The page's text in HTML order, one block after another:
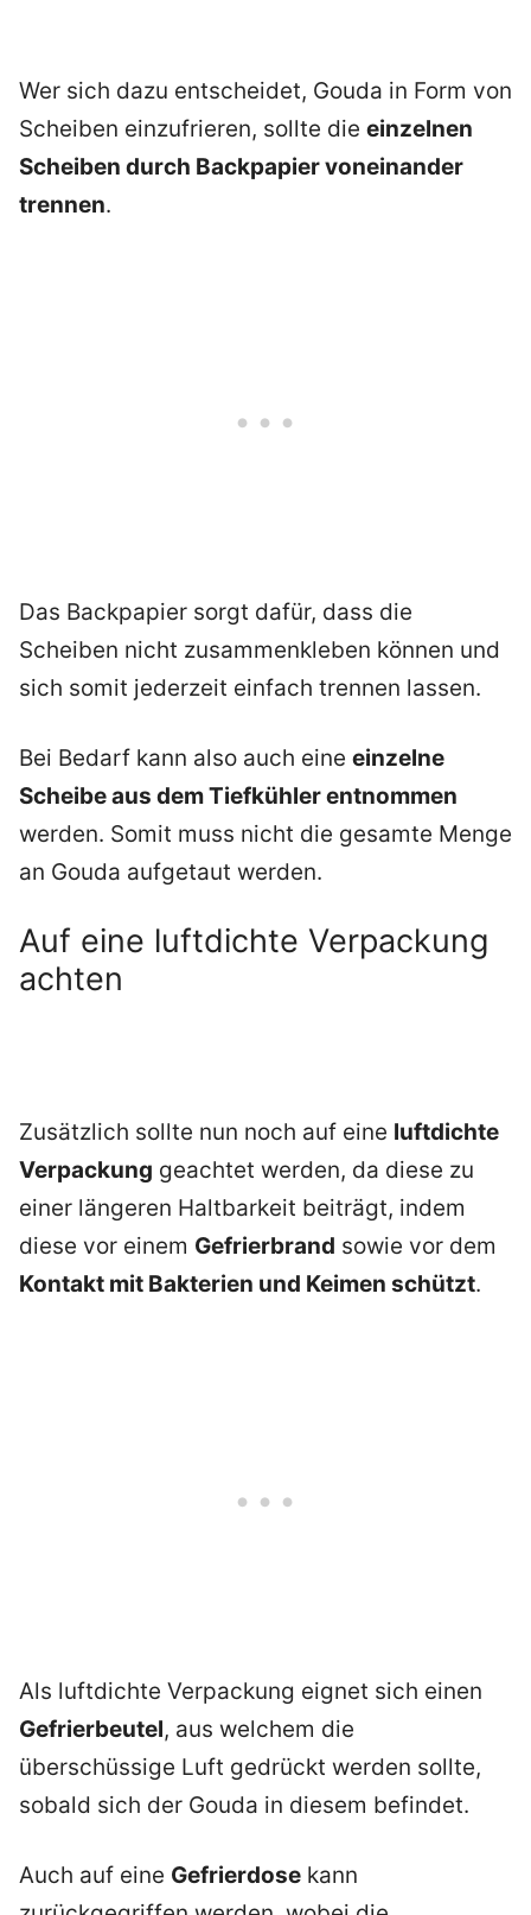
Wer sich dazu entscheidet, Gouda in Form von
Scheiben einzufrieren, sollte die einzelnen
Scheiben durch Backpapier voneinander
trennen.
Das Backpapier sorgt dafür, dass die
Scheiben nicht zusammenkleben können und
sich somit jederzeit einfach trennen lassen.
Bei Bedarf kann also auch eine einzelne
Scheibe aus dem Tiefkühler entnommen
werden. Somit muss nicht die gesamte Menge
an Gouda aufgetaut werden.
Auf eine luftdichte Verpackung
achten
Zusätzlich sollte nun noch auf eine luftdichte
Verpackung geachtet werden, da diese zu
einer längeren Haltbarkeit beiträgt, indem
diese vor einem Gefrierbrand sowie vor dem
Kontakt mit Bakterien und Keimen schützt.
Als luftdichte Verpackung eignet sich einen
Gefrierbeutel, aus welchem die
überschüssige Luft gedrückt werden sollte,
sobald sich der Gouda in diesem befindet.
Auch auf eine Gefrierdose kann